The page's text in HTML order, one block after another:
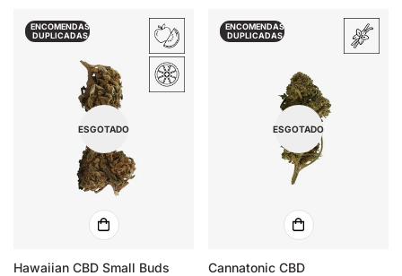
ENCOMENDAS
DUPLICADAS
ESGOTADO
Hawaiian CBD Small Buds
ENCOMENDAS
DUPLICADAS
ESGOTADO
Cannatonic CBD